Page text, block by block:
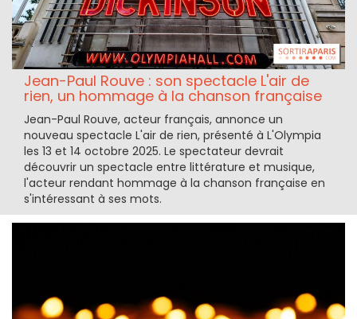
Jean-Paul Rouve : son spectacle L'air de
rien, un hommage à la chanson française
Jean-Paul Rouve, acteur français, annonce un
nouveau spectacle L'air de rien, présenté à L'Olympia
les 13 et 14 octobre 2025. Le spectateur devrait
découvrir un spectacle entre littérature et musique,
l'acteur rendant hommage à la chanson française en
s'intéressant à ses mots.